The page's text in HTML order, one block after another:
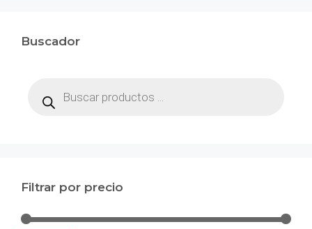
Buscador
productos
Filtrar por precio